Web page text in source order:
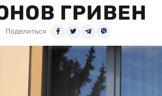
ГРИВЕН
Поделиться